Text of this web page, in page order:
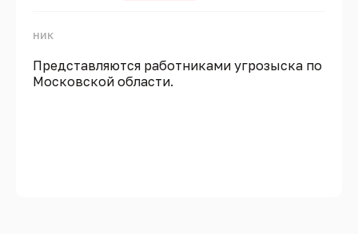
ник
Представляются работниками угрозыска по
Московской области.